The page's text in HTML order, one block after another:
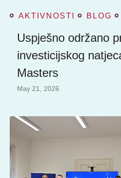
AKTIVNOSTI BLOG
Uspješno održano
investicijskog
Masters
May 21, 2026